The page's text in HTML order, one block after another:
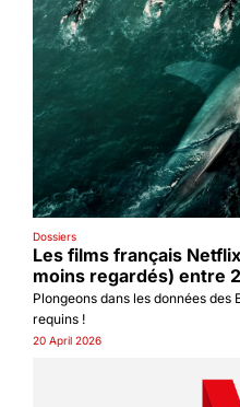
Dossiers
Les films français
moins regardés) entre
Plongeons dans les données des
requins !
20 April 2026